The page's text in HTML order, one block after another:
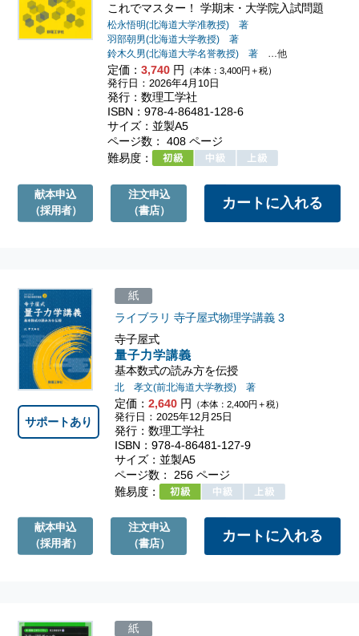
これでマスター！ 学期末・大学院入試問題
松永悟明(北海道大学准教授) 著
羽部朝男(北海道大学教授) 著
鈴木久男(北海道大学名誉教授) 著 …他
定価：3,740 円 （本体：3,400円＋税）
発行日：2026年4月10日
発行：数理工学社
ISBN：978-4-86481-128-6
サイズ：並製A5
ページ数： 408 ページ
難易度：
献本申込
（採用者）
注文申込
（書店）
寺子屋式
量子力学講義
基本数式の読み方を伝授
ライブラリ 寺子屋式物理学講義3
北 孝文(前北海道大学教授) 著
定価： 2,640円 （本体：2,400円＋税）
紙
発行日：2025年12月25日
発行：数理工学社
ISBN：978-4-86481-127-9
サイズ：並製A5
ページ数： 256 ページ
難易度：
サポートあり
献本申込
（採用者）
注文申込
（書店）
紙